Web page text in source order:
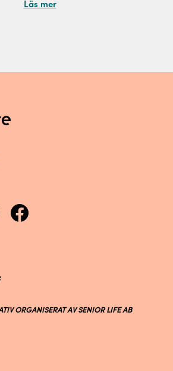
Läs mer
ORGANISERAT AV SENIOR LIFE AB